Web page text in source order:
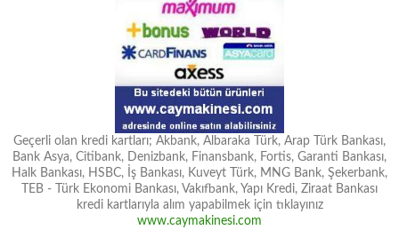
Geçerli olan kredi kartları; Akbank, Albaraka Türk, Arap Türk Bankası,
Bank Asya, Citibank, Denizbank, Finansbank, Fortis, Garanti Bankası,
Halk Bankası, HSBC, İş Bankası, Kuveyt Türk, MNG Bank, Şekerbank,
TEB - Türk Ekonomi Bankası, Vakıfbank, Yapı Kredi, Ziraat Bankası
kredi kartlarıyla alım yapabilmek için tıklayınız
www.caymakinesi.com